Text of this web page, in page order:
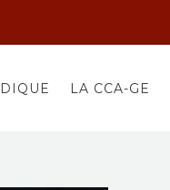
LA CCA-GE